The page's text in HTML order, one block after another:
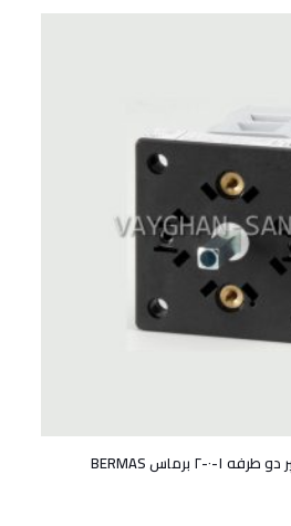
کلید گردان سه فاز ۲۵ آمپر دو طرفه ۱-۰-۲ برماس BERMAS